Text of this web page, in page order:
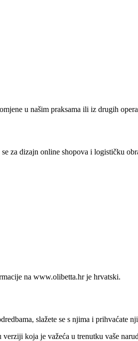
u našim praksama ili iz drugih
za dizajn online shopova i logističku
na www.olibetta.hr je hrvatski.
slažete se s njima i prihvaćate
koja je važeća u trenutku vaše